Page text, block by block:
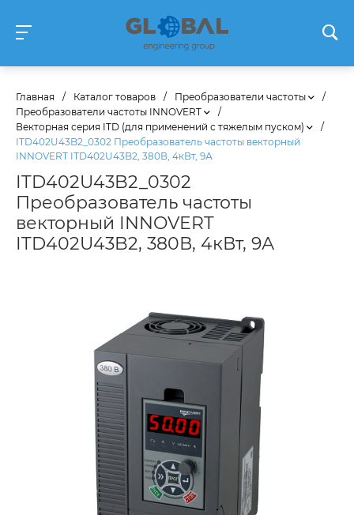
Главная / Каталог товаров / Преобразователи частоты
/
Преобразователи частоты INNOVERT
/
Векторная серия ITD (для применений с тяжелым пуском)
/
ITD402U43B2_0302 Преобразователь частоты векторный
INNOVERT ITD402U43B2, 380В, 4кВт, 9А
ITD402U43B2_0302
Преобразователь частоты
векторный INNOVERT
ITD402U43B2, 380В, 4кВт, 9А